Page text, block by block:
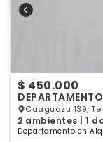
$ 450.000
Caaguazu 139,
2 ambientes | 1
Departamento en